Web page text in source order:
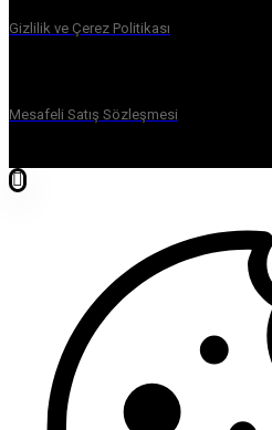
Gizlilik ve Çerez Politikası
Mesafeli Satış Sözleşmesi